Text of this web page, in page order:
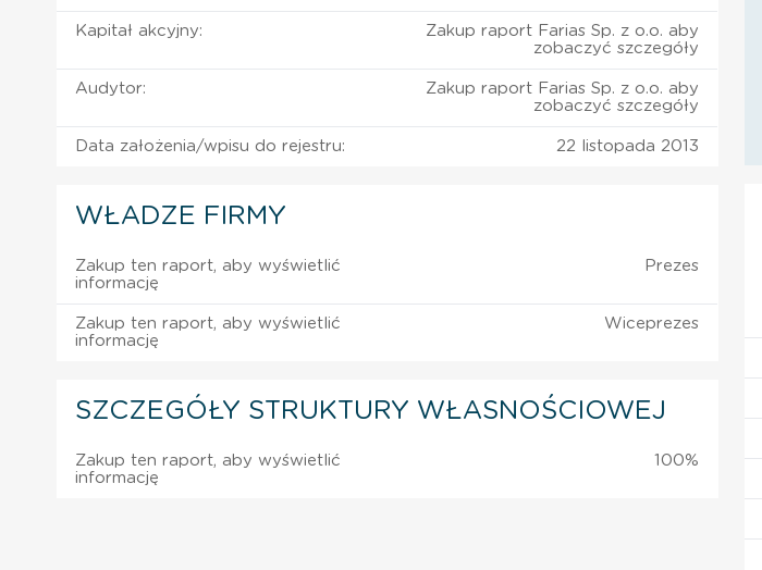
Kapitał akcyjny:
Zakup raport Farias Sp. z o.o. aby
zobaczyć szczegóły
Audytor:
Zakup raport Farias Sp. z o.o. aby
zobaczyć szczegóły
Data założenia/wpisu do rejestru: 22 listopada 2013
WŁADZE FIRMY
Zakup ten raport, aby wyświetlić
informację
Prezes
Zakup ten raport, aby wyświetlić
informację
Wiceprezes
SZCZEGÓŁY STRUKTURY WŁASNOŚCIOWEJ
Zakup ten raport, aby wyświetlić
informację
100%